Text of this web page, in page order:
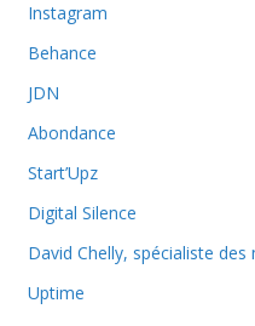
Instagram
Behance
JDN
Abondance
Start’Upz
Digital Silence
David Chelly, spécialiste
Uptime